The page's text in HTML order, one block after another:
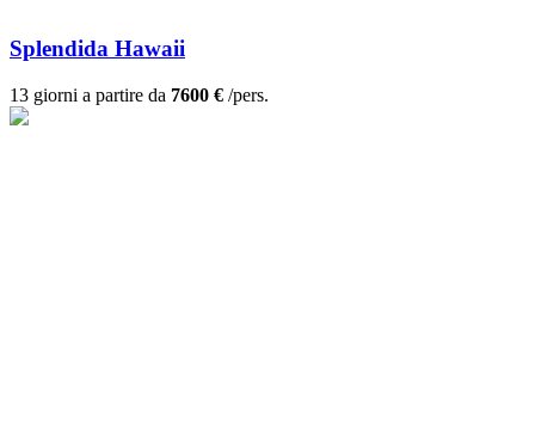
Splendida Hawaii
13 giorni a partire da 7600 € /pers.